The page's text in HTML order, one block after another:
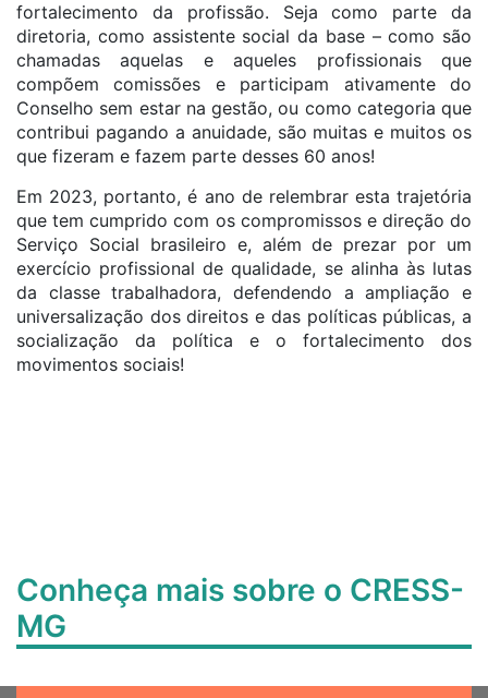
fortalecimento da profissão. Seja como parte da
diretoria, como assistente social da base – como são
chamadas aquelas e aqueles profissionais que
compõem comissões e participam ativamente do
Conselho sem estar na gestão, ou como categoria que
contribui pagando a anuidade, são muitas e muitos os
que fizeram e fazem parte desses 60 anos!
Em 2023, portanto, é ano de relembrar esta trajetória
que tem cumprido com os compromissos e direção do
Serviço Social brasileiro e, além de prezar por um
exercício profissional de qualidade, se alinha às lutas
da classe trabalhadora, defendendo a ampliação e
universalização dos direitos e das políticas públicas, a
socialização da política e o fortalecimento dos
movimentos sociais!
Conheça mais sobre o CRESS-
MG